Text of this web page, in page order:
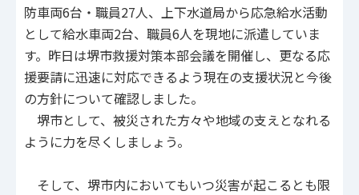
防車両6台・職員27人、上下水道局から応急給水活動
として給水車両2台、職員6人を現地に派遣していま
す。昨日は堺市救援対策本部会議を開催し、更なる応
援要請に迅速に対応できるよう現在の支援状況と今後
の方針について確認しました。
堺市として、被災された方々や地域の支えとなれる
ように力を尽くしましょう。
そして、堺市内においてもいつ災害が起こるとも限